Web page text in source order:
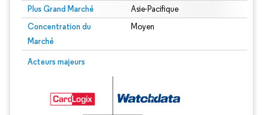
Plus Grand Marché Asie-Pacifique
Concentration du
Marché
Moyen
Acteurs majeurs
Image © Mordor Intelligence. La réutilisation nécessite une attribution sous CC